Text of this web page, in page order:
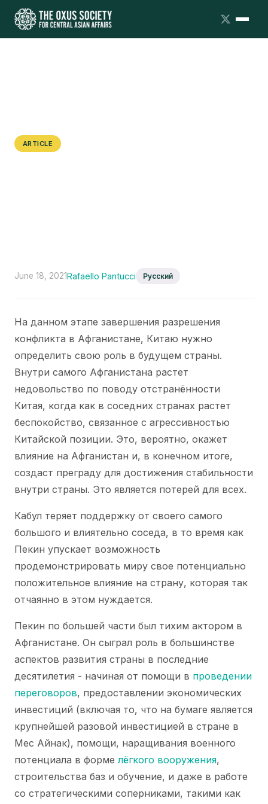
ARTICLE
June 18, 2021Rafaello Pantucci Русский
На данном этапе завершения разрешения
конфликта в Афганистане, Китаю нужно
определить свою роль в будущем страны.
Внутри самого Афганистана растет
недовольство по поводу отстранённости
Китая, когда как в соседних странах растет
беспокойство, связанное с агрессивностью
Китайской позиции. Это, вероятно, окажет
влияние на Афганистан и, в конечном итоге,
создаст преграду для достижения стабильности
внутри страны. Это является потерей для всех.
Кабул теряет поддержку от своего самого
большого и влиятельно соседа, в то время как
Пекин упускает возможность
продемонстрировать миру свое потенциально
положительное влияние на страну, которая так
отчаянно в этом нуждается.
Пекин по большей части был тихим актором в
Афганистане. Он сыграл роль в большинстве
аспектов развития страны в последние
десятилетия - начиная от помощи в проведении
переговоров, предоставлении экономических
инвестиций (включая то, что на бумаге является
крупнейшей разовой инвестицией в стране в
Мес Айнак), помощи, наращивания военного
потенциала в формелёгкого вооружения,
строительства баз и обучение, и даже в работе
со стратегическими соперниками, такими как